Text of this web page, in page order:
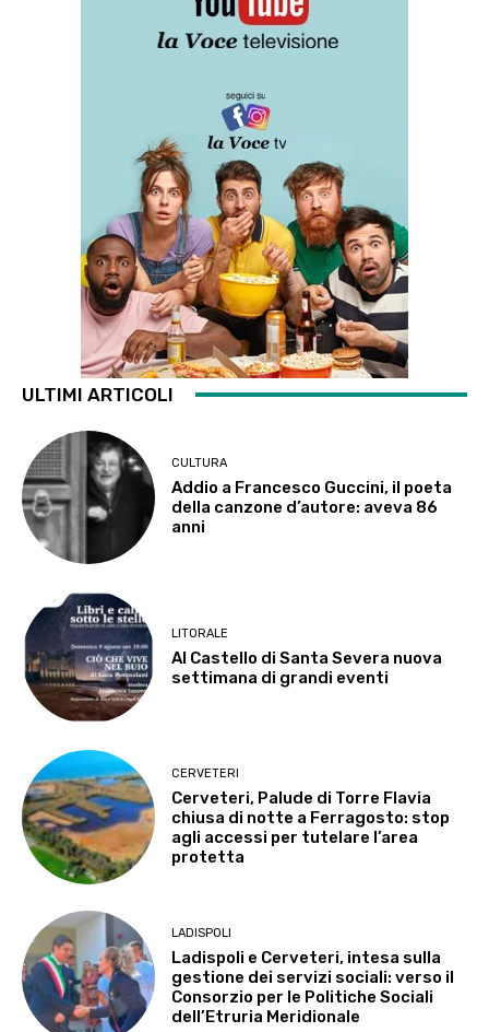
ULTIMI ARTICOLI
CULTURA
Addio a Francesco Guccini, il poeta
della canzone d’autore: aveva 86
anni
LITORALE
Al Castello di Santa Severa nuova
settimana di grandi eventi
CERVETERI
Cerveteri, Palude di Torre Flavia
chiusa di notte a Ferragosto: stop
agli accessi per tutelare l’area
protetta
LADISPOLI
Ladispoli e Cerveteri, intesa sulla
gestione dei servizi sociali: verso il
Consorzio per le Politiche Sociali
dell’Etruria Meridionale